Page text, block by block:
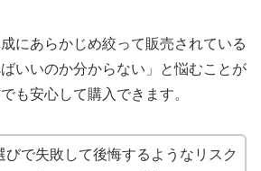
にあらかじめ絞って販売されている
いいのか分からない」と悩むことが
も安心して購入できます。
びで失敗して後悔するようなリスク